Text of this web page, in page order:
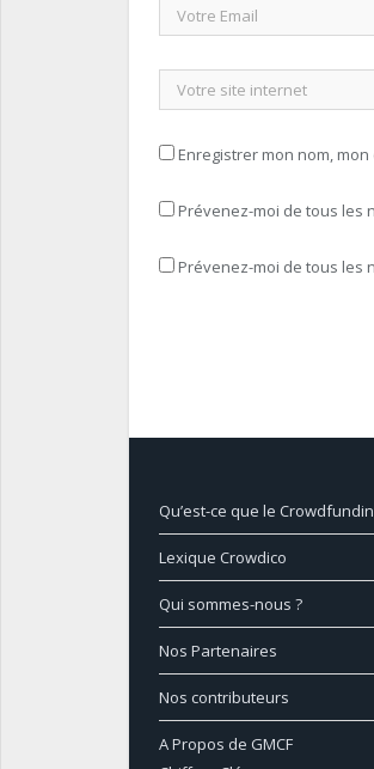
Enregistrer mon nom,
Prévenez-moi de tous les
Prévenez-moi de tous les
Qu’est-ce que le
Lexique Crowdico
Qui sommes-nous ?
Nos Partenaires
Nos contributeurs
A Propos de GMCF